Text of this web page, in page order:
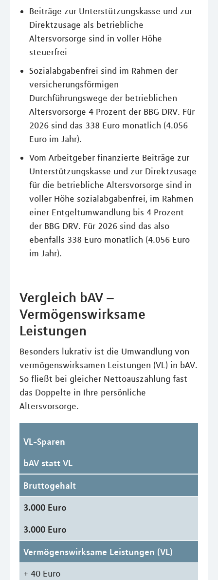
Beiträge zur Unterstützungskasse und zur
Direktzusage als betriebliche
Altersvorsorge sind in voller Höhe
steuerfrei
Sozialabgabenfrei sind im Rahmen der
versicherungsförmigen
Durchführungswege der betrieblichen
Altersvorsorge 4 Prozent der BBG DRV. Für
2026 sind das 338 Euro monatlich (4.056
Euro im Jahr).
Vom Arbeitgeber finanzierte Beiträge zur
Unterstützungskasse und zur Direktzusage
für die betriebliche Altersvorsorge sind in
voller Höhe sozialabgabenfrei, im Rahmen
einer Entgeltumwandlung bis 4 Prozent
der BBG DRV. Für 2026 sind das also
ebenfalls 338 Euro monatlich (4.056 Euro
im Jahr).
Vergleich bAV –
Vermögenswirksame
Leistungen
Besonders lukrativ ist die Umwandlung von
vermögenswirksamen Leistungen (VL) in bAV.
So fließt bei gleicher Nettoauszahlung fast
das Doppelte in Ihre persönliche
Altersvorsorge.
VL-Sparen
bAV statt VL
Bruttogehalt
3.000 Euro
3.000 Euro
Vermögenswirksame Leistungen (VL)
+ 40 Euro